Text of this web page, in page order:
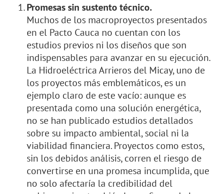
Promesas sin sustento técnico.
Muchos de los macroproyectos presentados
en el Pacto Cauca no cuentan con los
estudios previos ni los diseños que son
indispensables para avanzar en su ejecución.
La Hidroeléctrica Arrieros del Micay, uno de
los proyectos más emblemáticos, es un
ejemplo claro de este vacío: aunque es
presentada como una solución energética,
no se han publicado estudios detallados
sobre su impacto ambiental, social ni la
viabilidad financiera. Proyectos como estos,
sin los debidos análisis, corren el riesgo de
convertirse en una promesa incumplida, que
no solo afectaría la credibilidad del